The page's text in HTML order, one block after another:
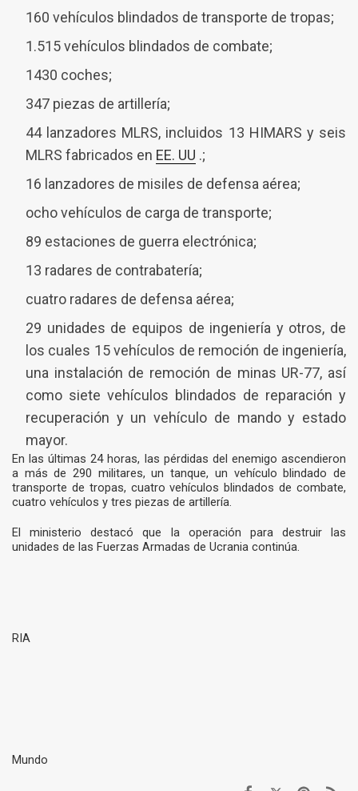
160 vehículos blindados de transporte de tropas;
1.515 vehículos blindados de combate;
1430 coches;
347 piezas de artillería;
44 lanzadores MLRS, incluidos 13 HIMARS y seis
MLRS fabricados en EE. UU .;
16 lanzadores de misiles de defensa aérea;
ocho vehículos de carga de transporte;
89 estaciones de guerra electrónica;
13 radares de contrabatería;
cuatro radares de defensa aérea;
29 unidades de equipos de ingeniería y otros, de
los cuales 15 vehículos de remoción de ingeniería,
una instalación de remoción de minas UR-77, así
como siete vehículos blindados de reparación y
recuperación y un vehículo de mando y estado
mayor.
En las últimas 24 horas, las pérdidas del enemigo ascendieron
a más de 290 militares, un tanque, un vehículo blindado de
transporte de tropas, cuatro vehículos blindados de combate,
cuatro vehículos y tres piezas de artillería.
El ministerio destacó que la operación para destruir las
unidades de las Fuerzas Armadas de Ucrania continúa.
RIA
Mundo